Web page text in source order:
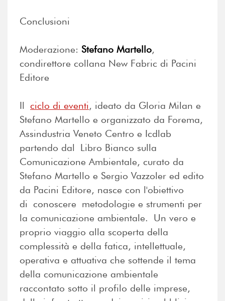
Conclusioni
Moderazione: Stefano Martello,
condirettore collana New Fabric di Pacini
Editore
Il ciclo di eventi, ideato da Gloria Milan e
Stefano Martello e organizzato da Forema,
Assindustria Veneto Centro e Icdlab
partendo dal Libro Bianco sulla
Comunicazione Ambientale, curato da
Stefano Martello e Sergio Vazzoler ed edito
da Pacini Editore, nasce con l'obiettivo
di conoscere metodologie e strumenti per
la comunicazione ambientale. Un vero e
proprio viaggio alla scoperta della
complessità e della fatica, intellettuale,
operativa e attuativa che sottende il tema
della comunicazione ambientale
raccontato sotto il profilo delle imprese,